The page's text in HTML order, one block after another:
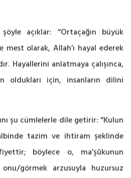
açıklar: “Ortaçağın büyük
olarak, Allah’ı hayal ederek
Hayallerini anlatmaya ‎çalışınca,
oldukları için, insanların dilini
şu cümlelerle dile getirir: “Kulun
tazim ve ihtiram şeklinde
böylece o, ‎ma’şûkunun
görmek arzusuyla huzursuz